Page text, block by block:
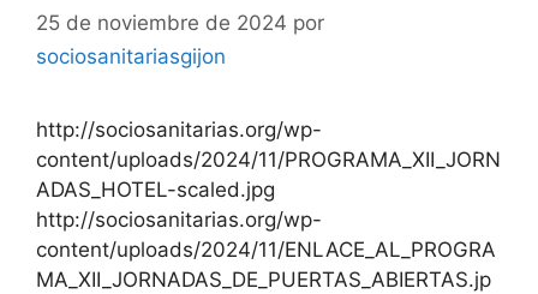
25 de noviembre de 2024 por
sociosanitariasgijon
http://sociosanitarias.org/wp-
content/uploads/2024/11/PROGRAMA_XII_JORN
ADAS_HOTEL-scaled.jpg
http://sociosanitarias.org/wp-
content/uploads/2024/11/ENLACE_AL_PROGRA
MA_XII_JORNADAS_DE_PUERTAS_ABIERTAS.jp